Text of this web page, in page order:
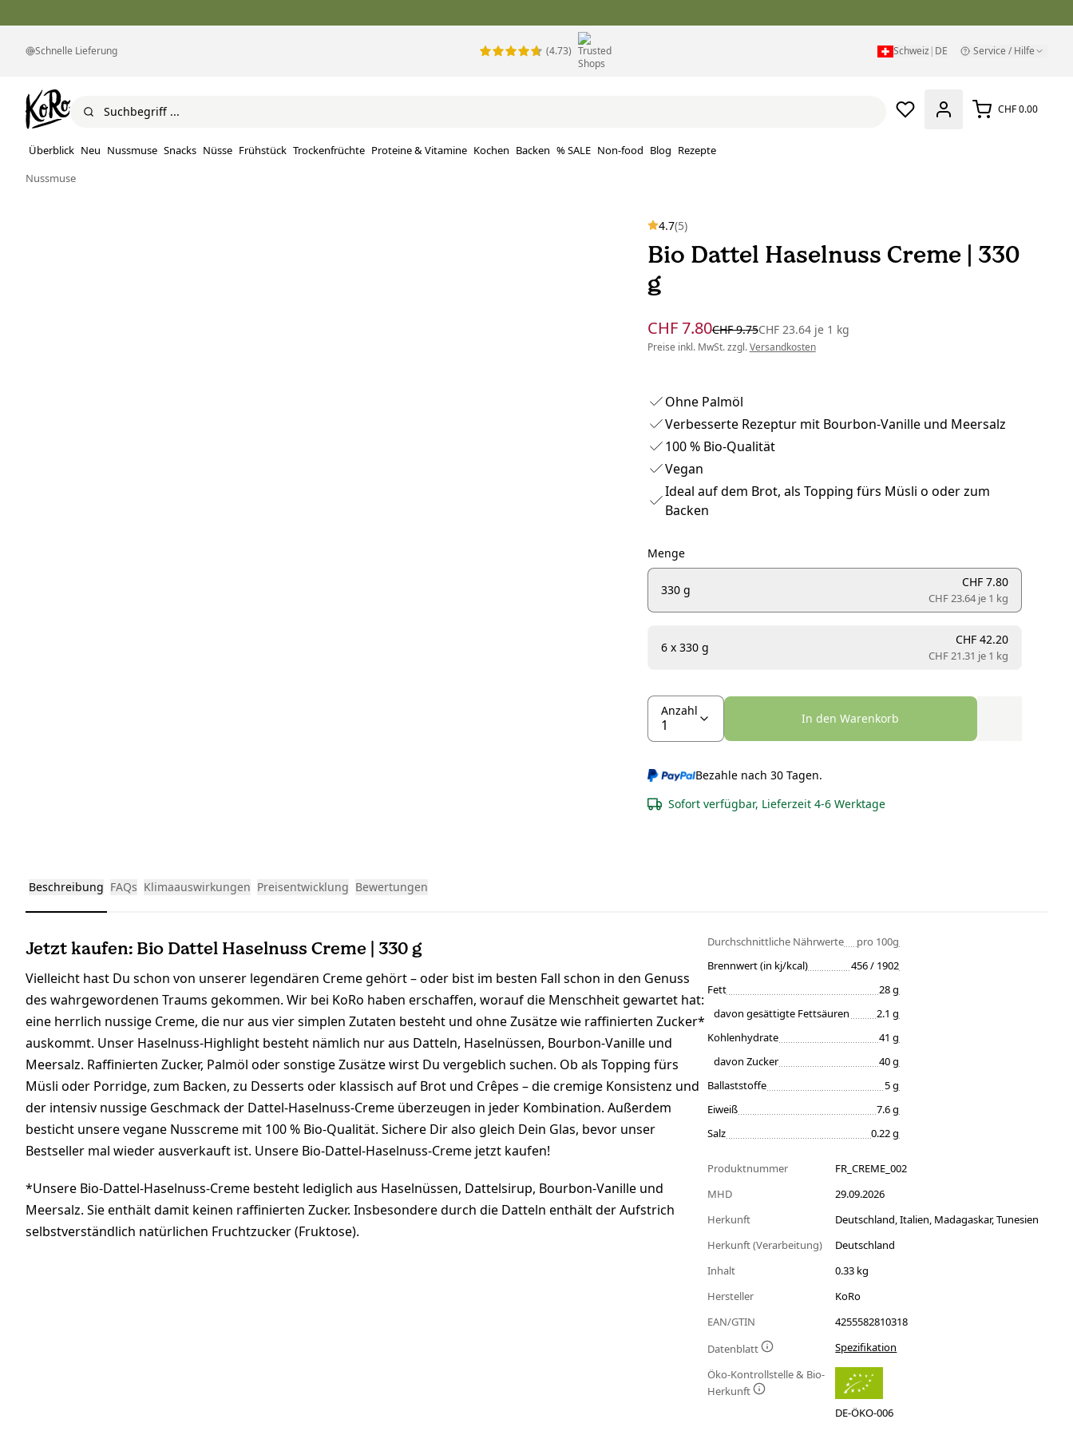
Schnelle Lieferung (4.73) Schweiz | DE Service / Hilfe
CHF 0.00
Überblick Neu Nussmuse Snacks Nüsse Frühstück Trockenfrüchte Proteine ​​& Vitamine Kochen Backen % SALE Non-food Blog Rezepte
Nussmuse
4.7(5)
Bio Dattel Haselnuss Creme | 330
g
CHF 7.80CHF 9.75CHF 23.64 je1 kg
Preise inkl. MwSt. zzgl.Versandkosten
Ohne Palmöl
Verbesserte Rezeptur mit Bourbon-Vanille und Meersalz
100 % Bio-Qualität
Vegan
Ideal auf dem Brot, als Topping fürs Müsli o oder zum
Backen
Menge
330 g
CHF 7.80
CHF 23.64 je1 kg
6 x 330 g
CHF 42.20
CHF 21.31 je1 kg
Anzahl
In den Warenkorb
Bezahle nach 30 Tagen.
Sofort verfügbar, Lieferzeit 4-6 Werktage
Beschreibung FAQs Klimaauswirkungen Preisentwicklung Bewertungen
Jetzt kaufen: Bio Dattel Haselnuss Creme | 330 g
Vielleicht hast Du schon von unserer legendären Creme gehört – oder bist im besten Fall schon in den Genuss
des wahrgewordenen Traums gekommen. Wir bei KoRo haben erschaffen, worauf die Menschheit gewartet hat:
eine herrlich nussige Creme, die nur aus vier simplen Zutaten besteht und ohne Zusätze wie raffinierten Zucker*
auskommt. Unser Haselnuss-Highlight besteht nämlich nur aus Datteln, Haselnüssen, Bourbon-Vanille und
Meersalz. Raffinierten Zucker, Palmöl oder sonstige Zusätze wirst Du vergeblich suchen. Ob als Topping fürs
Müsli oder Porridge, zum Backen, zu Desserts oder klassisch auf Brot und Crêpes – die cremige Konsistenz und
der intensiv nussige Geschmack der Dattel-Haselnuss-Creme überzeugen in jeder Kombination. Außerdem
besticht unsere vegane Nusscreme mit 100 % Bio-Qualität. Sichere Dir also gleich Dein Glas, bevor unser
Bestseller mal wieder ausverkauft ist. Unsere Bio-Dattel-Haselnuss-Creme jetzt kaufen!
*Unsere Bio-Dattel-Haselnuss-Creme besteht lediglich aus Haselnüssen, Dattelsirup, Bourbon-Vanille und
Meersalz. Sie enthält damit keinen raffinierten Zucker. Insbesondere durch die Datteln enthält der Aufstrich
selbstverständlich natürlichen Fruchtzucker (Fruktose).
Durchschnittliche Nährwerte
pro 100g
Brennwert (in kj/kcal)
456 / 1902
Fett
28 g
davon gesättigte Fettsäuren
2.1 g
Kohlenhydrate
41 g
davon Zucker
40 g
Ballaststoffe
5 g
Eiweiß
7.6 g
Salz
0.22 g
Produktnummer
FR_CREME_002
MHD
29.09.2026
Herkunft
Deutschland, Italien, Madagaskar, Tunesien
Herkunft (Verarbeitung)
Deutschland
Inhalt
0.33 kg
Hersteller
KoRo
EAN/GTIN
4255582810318
Datenblatt
Spezifikation
Öko-Kontrollstelle & Bio-
Herkunft
DE-ÖKO-006